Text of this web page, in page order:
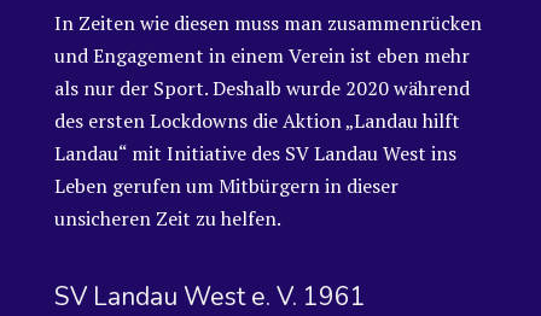
In Zeiten wie diesen muss man zusammenrücken
und Engagement in einem Verein ist eben mehr
als nur der Sport. Deshalb wurde 2020 während
des ersten Lockdowns die Aktion „Landau hilft
Landau“ mit Initiative des SV Landau West ins
Leben gerufen um Mitbürgern in dieser
unsicheren Zeit zu helfen.
SV Landau West e. V. 1961